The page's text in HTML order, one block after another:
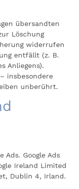
übersandten
Löschung
widerrufen
entfällt (z. B.
Anliegens).
insbesondere
unberührt.
Ads. Google Ads
Ireland Limited
Dublin 4, Irland.